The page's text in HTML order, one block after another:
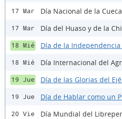
17 Mar Día Nacional de la Cueca
17 Mar Día del Huaso y de la
18 Mié Día de la
18 Mié Día Internacional del
19 Jue Día de las Glorias del
19 Jue Día de Hablar como un
20 Vie Día Mundial del